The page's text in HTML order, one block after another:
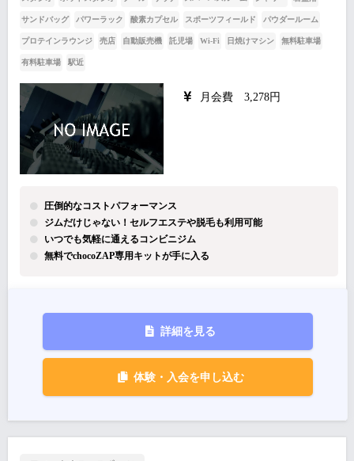
サンドバッグ パワーラック 酸素カプセル スポーツフィールド パウダールーム
プロテインラウンジ 売店 自動販売機 託児場 Wi-Fi 日焼けマシン 無料駐車場
有料駐車場 駅近
月会費 3,278円
圧倒的なコストパフォーマンス
ジムだけじゃない！セルフエステや脱毛も利用可能
いつでも気軽に通えるコンビニジム
無料でchocoZAP専用キットが手に入る
詳細を見る
体験・入会を申し込む